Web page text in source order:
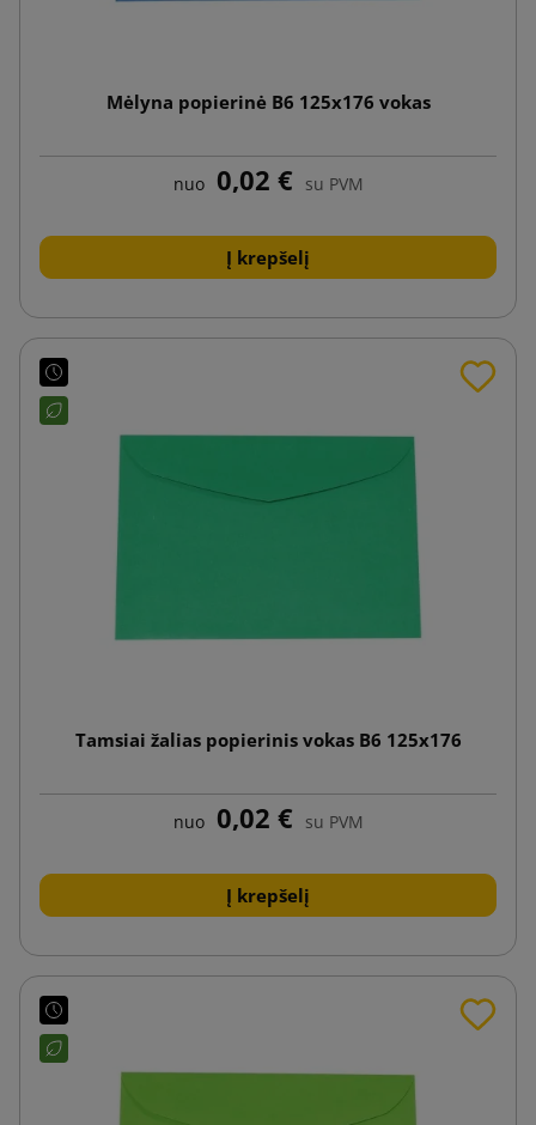
Mėlyna popierinė B6 125x176 vokas
nuo 0,02 € su PVM
Į krepšelį
Tamsiai žalias popierinis vokas B6 125x176
nuo 0,02 € su PVM
Į krepšelį